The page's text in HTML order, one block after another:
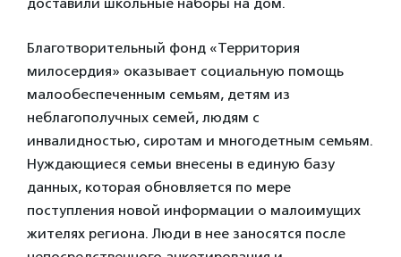
Благотворительный фонд «Территория
милосердия» оказывает социальную помощь
малообеспеченным семьям, детям из
неблагополучных семей, людям с
инвалидностью, сиротам и многодетным семьям.
Нуждающиеся семьи внесены в единую базу
данных, которая обновляется по мере
поступления новой информации о малоимущих
жителях региона. Люди в нее заносятся после